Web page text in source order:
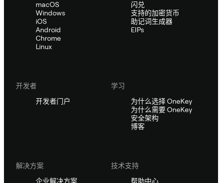
macOS
Windows
iOS
Android
Chrome
Linux
闪兑
支持的加密货币
助记词生成器
EIPs
开发者
开发者门户
学习
为什么选择 OneKey
为什么需要 OneKey
安全架构
博客
解决方案
企业解决方案
技术支持
帮助中心